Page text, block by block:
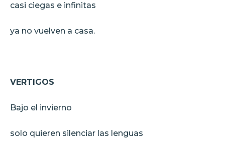
casi ciegas e infinitas
ya no vuelven a casa.
VERTIGOS
Bajo el invierno
solo quieren silenciar las lenguas